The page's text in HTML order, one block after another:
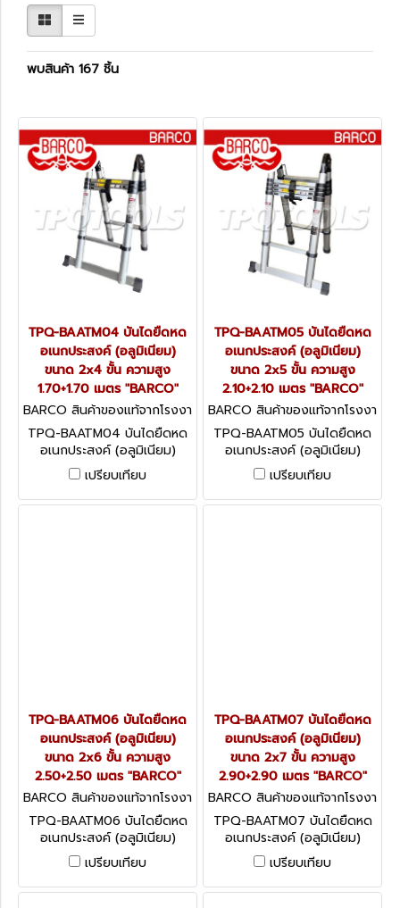
พบสินค้า 167 ชิ้น
TPQ-BAATM04 บันไดยืดหด
อเนกประสงค์ (อลูมิเนียม)
ขนาด 2x4 ขั้น ความสูง
1.70+1.70 เมตร "BARCO"
BARCO สินค้าของแท้จากโรงงา
นผู้ผลิต TPQ-BAATM04
TPQ-BAATM04 บันไดยืดหด
อเนกประสงค์ (อลูมิเนียม)
ขนาด 2x4 ขั้น ความสูง
1.70+1.70 เมตร "BARCO"
เปรียบเทียบ
TPQ-BAATM05 บันไดยืดหด
อเนกประสงค์ (อลูมิเนียม)
ขนาด 2x5 ขั้น ความสูง
2.10+2.10 เมตร "BARCO"
BARCO สินค้าของแท้จากโรงงา
นผู้ผลิต TPQ-BAATM05
TPQ-BAATM05 บันไดยืดหด
อเนกประสงค์ (อลูมิเนียม)
ขนาด 2x5 ขั้น ความสูง
2.10+2.10 เมตร "BARCO"
เปรียบเทียบ
TPQ-BAATM06 บันไดยืดหด
อเนกประสงค์ (อลูมิเนียม)
ขนาด 2x6 ขั้น ความสูง
2.50+2.50 เมตร "BARCO"
BARCO สินค้าของแท้จากโรงงา
นผู้ผลิต TPQ-BAATM06
TPQ-BAATM06 บันไดยืดหด
อเนกประสงค์ (อลูมิเนียม)
ขนาด 2x6 ขั้น ความสูง
2.50+2.50 เมตร "BARCO"
เปรียบเทียบ
TPQ-BAATM07 บันไดยืดหด
อเนกประสงค์ (อลูมิเนียม)
ขนาด 2x7 ขั้น ความสูง
2.90+2.90 เมตร "BARCO"
BARCO สินค้าของแท้จากโรงงา
นผู้ผลิต TPQ-BAATM07
TPQ-BAATM07 บันไดยืดหด
อเนกประสงค์ (อลูมิเนียม)
ขนาด 2x7 ขั้น ความสูง
2.90+2.90 เมตร "BARCO"
เปรียบเทียบ